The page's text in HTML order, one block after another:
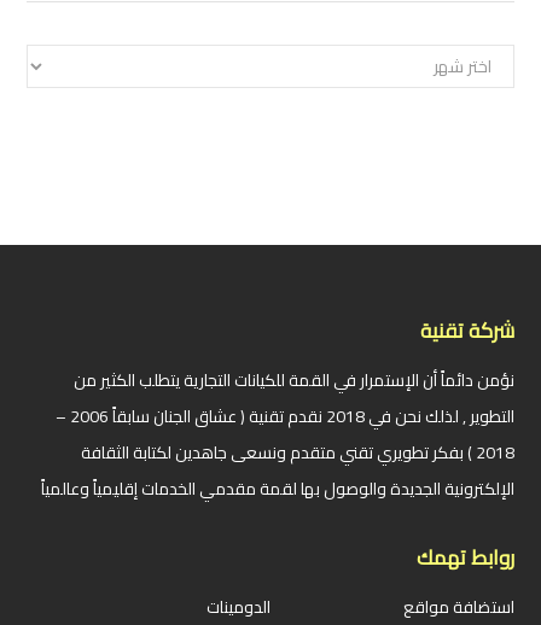
الأرشيف
شركة تقنية
نؤمن دائماً أن الإستمرار في القمة للكيانات التجارية يتطلب الكثير من
التطوير , لذلك نحن في 2018 نقدم تقنية ( عشاق الجنان سابقاً 2006 –
2018 ) بفكر تطويري تقني متقدم ونسعى جاهدين لكتابة الثقافة
الإلكترونية الجديدة والوصول بها لقمة مقدمي الخدمات إقليمياً وعالمياً
روابط تهمك
استضافة مواقع
الدومينات